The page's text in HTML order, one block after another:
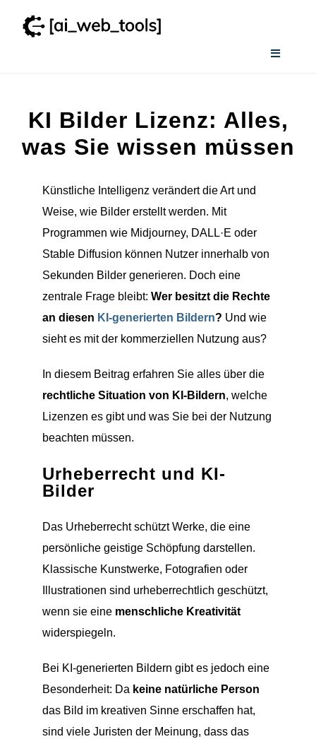
Inhalt
Toggle
Smart AI Tool Selector
Verzeichnis
KI Bilder Lizenz: Alles,
was Sie wissen müssen
Künstliche Intelligenz verändert die Art und
Weise, wie Bilder erstellt werden. Mit
Programmen wie Midjourney, DALL·E oder
Stable Diffusion können Nutzer innerhalb von
Sekunden Bilder generieren. Doch eine
zentrale Frage bleibt: Wer besitzt die Rechte
an diesen KI-generierten Bildern? Und wie
sieht es mit der kommerziellen Nutzung aus?
In diesem Beitrag erfahren Sie alles über die
rechtliche Situation von KI-Bildern, welche
Lizenzen es gibt und was Sie bei der Nutzung
beachten müssen.
Urheberrecht und KI-
Bilder
Das Urheberrecht schützt Werke, die eine
persönliche geistige Schöpfung darstellen.
Klassische Kunstwerke, Fotografien oder
Illustrationen sind urheberrechtlich geschützt,
wenn sie eine menschliche Kreativität
widerspiegeln.
Bei KI-generierten Bildern gibt es jedoch eine
Besonderheit: Da keine natürliche Person
das Bild im kreativen Sinne erschaffen hat,
sind viele Juristen der Meinung, dass das